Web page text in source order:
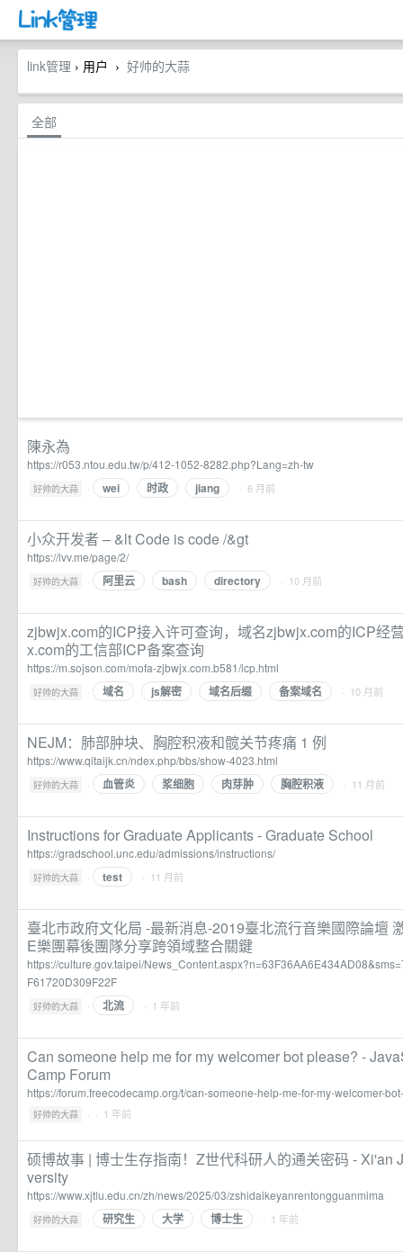
link管理 › 用户 › 好帅的大蒜
全部
陳永為
https://r053.ntou.edu.tw/p/412-1052-8282.php?Lang=zh-tw
好帅的大蒜 · wei 时政 jiang · 6 月前
小众开发者 – &lt Code is code /&gt
https://lvv.me/page/2/
好帅的大蒜 · 阿里云 bash directory · 10 月前
zjbwjx.com的ICP接入许可查询，域名zjbwjx.com的ICP经
x.com的工信部ICP备案查询
https://m.sojson.com/mofa-zjbwjx.com.b581/icp.html
好帅的大蒜 · 域名 js解密 域名后缀 备案域名 · 10 月前
NEJM：肺部肿块、胸腔积液和髋关节疼痛 1 例
https://www.qitaijk.cn/ndex.php/bbs/show-4023.html
好帅的大蒜 · 血管炎 浆细胞 肉芽肿 胸腔积液 · 11 月前
Instructions for Graduate Applicants - Graduate School
https://gradschool.unc.edu/admissions/instructions/
好帅的大蒜 · test · 11 月前
臺北市政府文化局 -最新消息-2019臺北流行音樂國際論壇
E樂團幕後團隊分享跨領域整合關鍵
https://culture.gov.taipei/
F61720D309F22F
好帅的大蒜 · 北流 · 1 年前
Can someone help me for my welcomer bot please? -
Camp Forum
https://forum.freecodecamp.org/t/can-someone-help-me-for-my-welcomer-
好帅的大蒜 · · 1 年前
硕博故事 | 博士生存指南！Z世代科研人的通关密码 - Xi'an
versity
https://www.xjtlu.edu.cn/zh/news/2025/03/zshidaikeyanrentongguanmima
好帅的大蒜 · 研究生 大学 博士生 · 1 年前